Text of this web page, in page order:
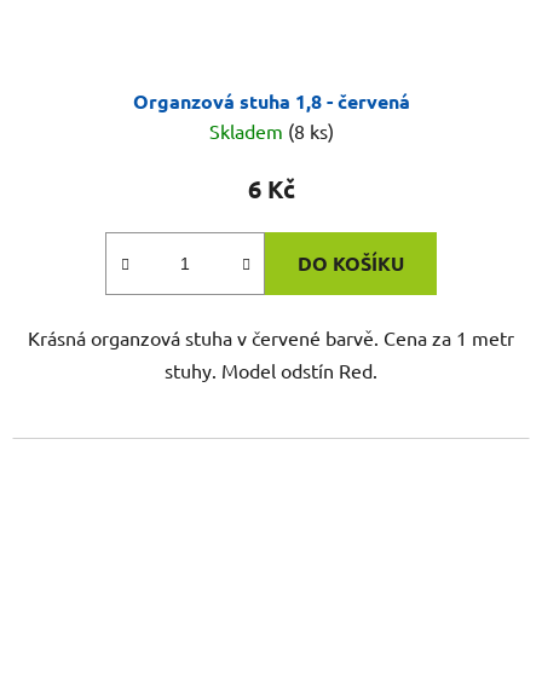
Organzová stuha 1,8 - červená
Skladem (8 ks)
6 Kč
DO KOŠÍKU
Krásná organzová stuha v červené barvě. Cena za 1 metr
stuhy. Model odstín Red.